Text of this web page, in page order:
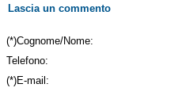
Lascia un commento
(*)Cognome/Nome:
Telefono:
(*)E-mail: